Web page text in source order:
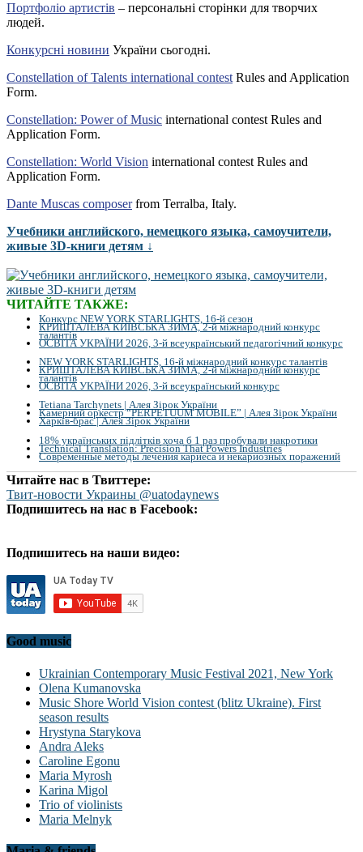
Портфоліо артистів – персональні сторінки для творчих
людей.
Конкурсні новини України сьогодні.
Constellation of Talents international contestRules and Application
Form.
Constellation: Power of Music international contest Rules and
Application Form.
Constellation: World Vision international contest Rules and
Application Form.
Dante Muscas composerfrom Terralba, Italy.
Учебники английского, немецкого языка, самоучители,
живые 3D-книги детям ↓
ЧИТАЙТЕ ТАКЖЕ:
Конкурс NEW YORK STARLIGHTS, 16-й сезон
КРИШТАЛЕВА КИЇВСЬКА ЗИМА, 2-й міжнародний конкурс
талантів
ОСВІТА УКРАЇНИ 2026, 3-й всеукраїнський педагогічний конкурс
NEW YORK STARLIGHTS, 16-й міжнародний конкурс талантів
КРИШТАЛЕВА КИЇВСЬКА ЗИМА, 2-й міжнародний конкурс
талантів
ОСВІТА УКРАЇНИ 2026, 3-й всеукраїнський конкурс
Tetiana Tarchynets | Алея Зірок України
Камерний оркестр “PERPETUUM MOBILE” | Алея Зірок України
Харків-брас | Алея Зірок України
18% українських підлітків хоча б 1 раз пробували накротики
Technical Translation: Precision That Powers Industries
Современные методы лечения кариеса и некариозных поражений
Читайте нас в Твиттере:
Твит-новости Украины @uatodaynews
Подпишитесь на нас в Facebook:
Подпишитесь на наши видео:
Good music
Ukrainian Contemporary Music Festival 2021, New York
Olena Kumanovska
Music Shore World Vision contest (blitz Ukraine). First
season results
Hrystyna Starykova
Andra Aleks
Caroline Egonu
Maria Myrosh
Karina Migol
Trio of violinists
Maria Melnyk